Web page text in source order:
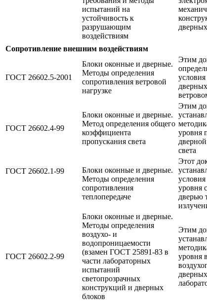
испытаний на
устойчивость к
разрушающим
воздействиям
Сопротивление внешним воздействиям
ГОСТ 26602.5-2001
Блоки оконные и дверные.
Методы определения
сопротивления ветровой
нагрузке
Этим
ГОСТ 26602.4-99
Блоки оконные и дверные.
Метод определения общего
коэффициента
пропускания света
Этим
уровня
света
ГОСТ 26602.1-99
Блоки оконные и дверные.
Методы определения
сопротивления
теплопередаче
Этот
уровня
дверью
ГОСТ 26602.2-99
Блоки оконные и дверные.
Методы определения
воздухо- и
водопроницаемости
(взамен ГОСТ 25891-83 в
части лабораторных
испытаний
светопрозрачных
конструкций и дверных
блоков
Этим
уровня